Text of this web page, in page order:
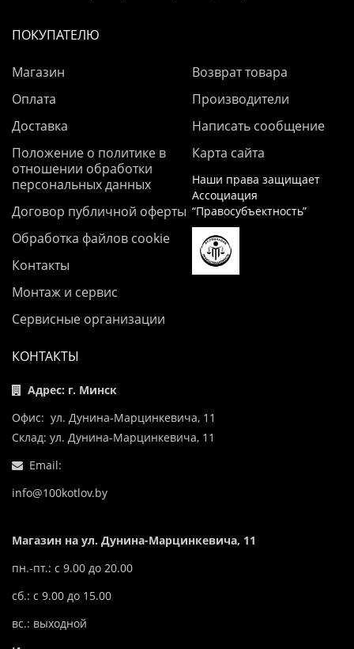
ПОКУПАТЕЛЮ
Магазин
Оплата
Доставка
Положение о политике в
отношении обработки
персональных данных
Договор публичной оферты
Обработка файлов cookie
Контакты
Монтаж и сервис
Сервисные организации
Возврат товара
Производители
Написать сообщение
Карта сайта
Наши права защищает
Ассоциация
“Правосубъектность”
КОНТАКТЫ
Адрес: г. Минск
Офис: ул. Дунина-Марцинкевича, 11
Склад: ул. Дунина-Марцинкевича, 11
Email:
info@100kotlov.by
Магазин на ул. Дунина-Марцинкевича, 11
пн.-пт.: с 9.00 до 20.00
сб.: с 9.00 до 15.00
вс.: выходной